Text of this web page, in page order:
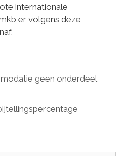
internationale
er volgens deze
geen onderdeel